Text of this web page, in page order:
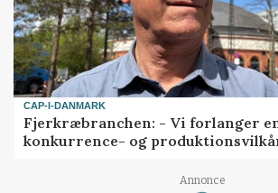
CAP-I-DANMARK
Fjerkræbranchen: - Vi forlanger
konkurrence- og
Annonce